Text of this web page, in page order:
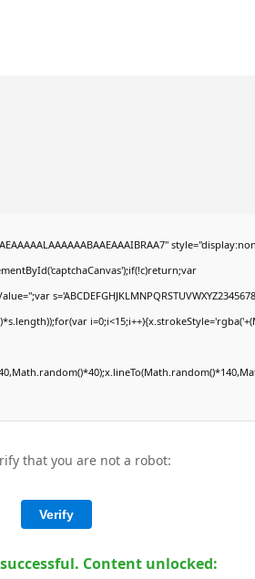
that you are not a robot:
Verify
Content unlocked: